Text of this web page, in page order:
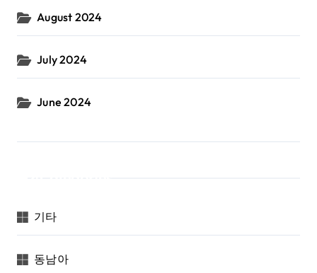
August 2024
July 2024
June 2024
기타
동남아